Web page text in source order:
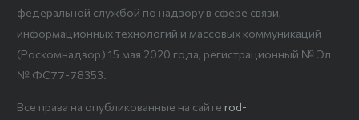
федеральной службой по надзору в сфере связи,
информационных технологий и массовых коммуникаций
(Роскомнадзор) 15 мая 2020 года, регистрационный № Эл
№ ФС77-78353.
Все права на опубликованные на сайте rod-